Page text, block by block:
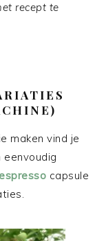
recept te
maken vind je
capsule